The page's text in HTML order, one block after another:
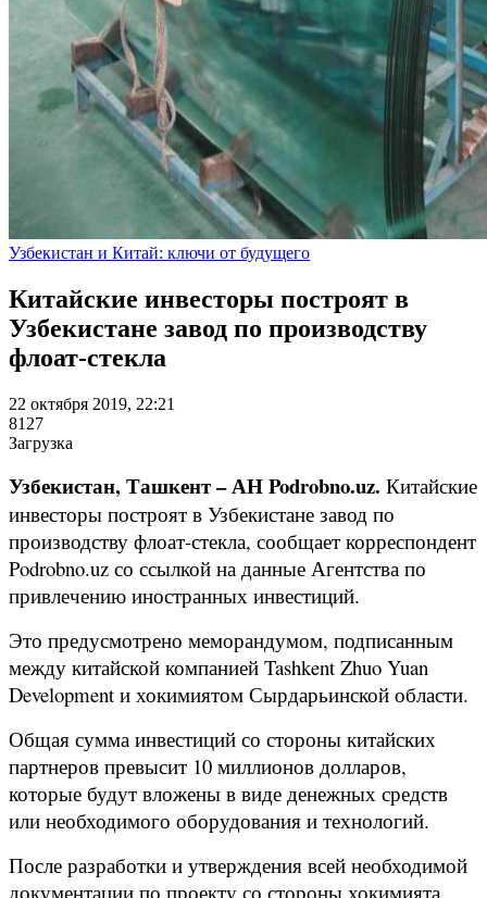
Узбекистан и Китай: ключи от будущего
Китайские инвесторы построят в
Узбекистане завод по производству
флоат-стекла
22 октября 2019, 22:21
8127
Загрузка
Узбекистан, Ташкент – АН Podrobno.uz. Китайские
инвесторы построят в Узбекистане завод по
производству флоат-стекла, сообщает корреспондент
Podrobno.uz со ссылкой на данные Агентства по
привлечению иностранных инвестиций.
Это предусмотрено меморандумом, подписанным
между китайской компанией Tashkent Zhuo Yuan
Development и хокимиятом Сырдарьинской области.
Общая сумма инвестиций со стороны китайских
партнеров превысит 10 миллионов долларов,
которые будут вложены в виде денежных средств
или необходимого оборудования и технологий.
После разработки и утверждения всей необходимой
документации по проекту со стороны хокимията